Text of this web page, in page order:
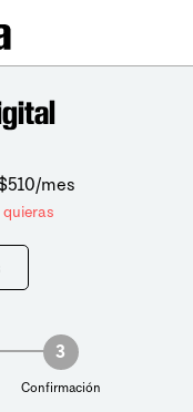
mes
3
Confirmación